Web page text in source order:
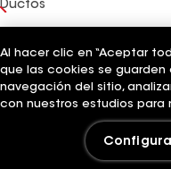
Ductos
Aviso para los solicitantes
Línea directa de ética
Tus
Configuración de cookies
©2026 GAF Materials LLC
Al hacer clic en “Aceptar
que las cookies se guarden
navegación del sitio,
con nuestros estudios para